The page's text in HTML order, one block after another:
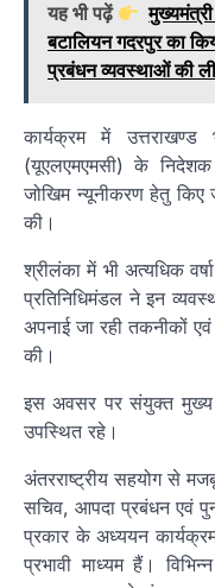
यह भी पढ़ें
बटालियन गदरपुर का
प्रबंधन व्यवस्थाओं की
कार्यक्रम में
(यूएलएमएमसी) के
जोखिम न्यूनीकरण हेतु किए
की।
श्रीलंका में भी अत्यधिक
प्रतिनिधिमंडल ने इन
अपनाई जा रही तकनीकों एवं
की।
इस अवसर पर संयुक्त मुख्य
उपस्थित रहे।
अंतरराष्ट्रीय सहयोग से
सचिव, आपदा प्रबंधन एवं
प्रकार के अध्ययन
प्रभावी माध्यम हैं।